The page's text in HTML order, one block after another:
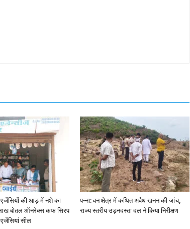
की आड़ में नशे का
बोतल ऑनरेक्स कफ सिरप
एजेंसियां सील
पन्ना: वन क्षेत्र में कथित अवैध खनन की जांच,
राज्य स्तरीय उड़नदस्ता दल ने किया निरीक्षण